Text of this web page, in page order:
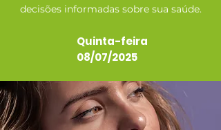
decisões informadas sobre sua saúde.
Quinta-feira
08/07/2025